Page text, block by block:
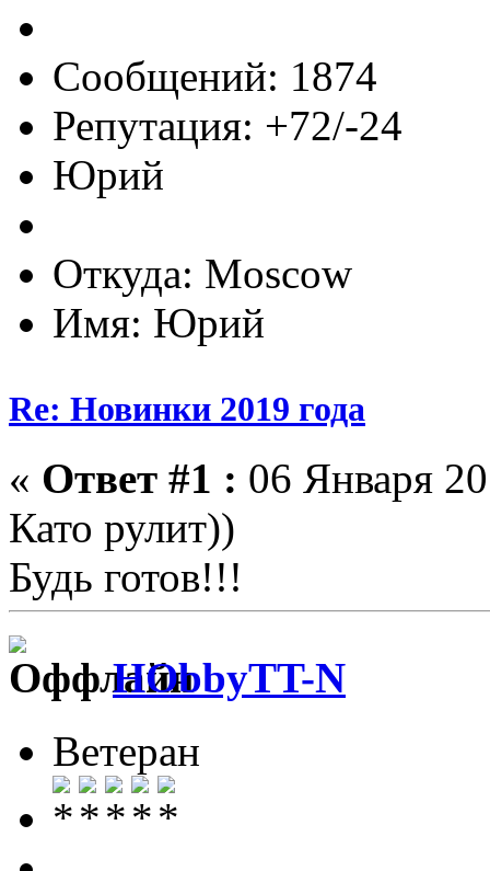
Сообщений: 1874
Репутация: +72/-24
Юрий
Откуда: Moscow
Имя: Юрий
Re: Новинки 2019 года
« Ответ #1 : 06 Января
Като рулит))
Будь готов!!!
HObbyTT-N
Ветеран